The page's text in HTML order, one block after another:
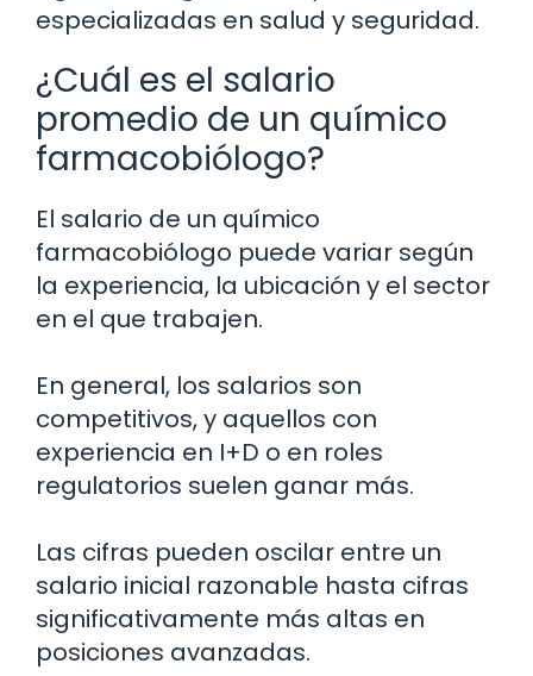
especializadas en salud y seguridad.
¿Cuál es el salario
promedio de un químico
farmacobiólogo?
El salario de un químico
farmacobiólogo puede variar según
la experiencia, la ubicación y el sector
en el que trabajen.
En general, los salarios son
competitivos, y aquellos con
experiencia en I+D o en roles
regulatorios suelen ganar más.
Las cifras pueden oscilar entre un
salario inicial razonable hasta cifras
significativamente más altas en
posiciones avanzadas.